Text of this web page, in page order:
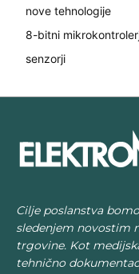
nove tehnologije
8-bitni
senzorji
Cilje poslanstva
sledenjem novostim
trgovine. Kot
tehnično